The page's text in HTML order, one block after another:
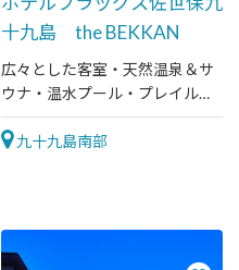
十九島 the BEKKAN
広々とした客室・天然温泉＆サ
ウナ・温水プール・プレイルー
ムなどホテルステイを満喫でき
るリゾートホテル
九十九島南部